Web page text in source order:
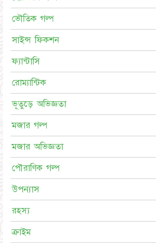
ভৌতিক গল্প
সাইন্স ফিকশন
ফ্যান্টাসি
রোম্যান্টিক
ভূতুড়ে অভিজ্ঞতা
মজার গল্প
মজার অভিজ্ঞতা
পৌরাণিক গল্প
উপন্যাস
রহস্য
ক্রাইম